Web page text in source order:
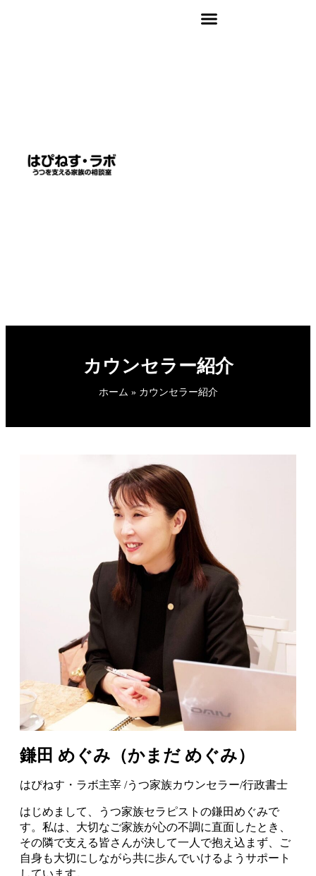
カウンセラー紹介
ホーム » カウンセラー紹介
鎌田 めぐみ（かまだ めぐみ）
はぴねす・ラボ主宰 /うつ家族カウンセラー/行政書士
はじめまして、うつ家族セラピストの鎌田めぐみで
す。私は、大切なご家族が心の不調に直面したとき、
その隣で支える皆さんが決して一人で抱え込まず、ご
自身も大切にしながら共に歩んでいけるようサポート